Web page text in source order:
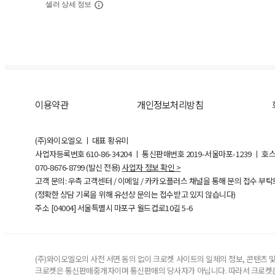
셀러 상세 정보
이용약관 개인정보처리방침
(주)와이오엘오 ㅣ 대표 황유미
사업자등록번호610-86-34204ㅣ 통신판매번호 2019-서울마포-1239 ㅣ 호
070-8676-8799 (발신 전용) 사업자 정보 확인 >
고객 문의: 우측 고객센터 / 이메일 / 카카오플러스 채널을 통해 문의 접수 부
(정확한 상담 기록을 위해 유선상 문의는 접수받고 있지 않습니다)
주소 [04004] 서울특별시 마포구 월드컵로10길5-6
(주)와이오엘오의 사전 서면 동의 없이 크로켓 사이트의 일체의 정보, 콘텐츠
크로켓은 통신판매중개자이며 통신판매의 당사자가 아닙니다. 따라서 크로